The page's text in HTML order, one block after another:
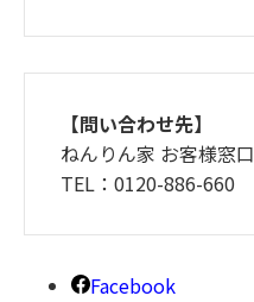
【問い合わせ先】
ねんりん家 お客様窓口
TEL：0120-886-660
Facebook